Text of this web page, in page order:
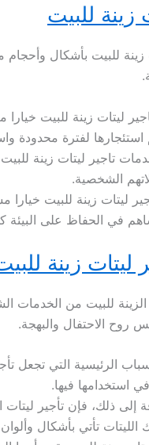
زينة للبيت
زينة للبيت بأشكال
ليتات زينة للبيت
استئجارها لفترة محدودة
تاجير ليتات زينة
الشخصية.
ليتات زينة للبيت خيارا
في الحفاظ على البيئة
ليتات زينة
الزينة للبيت من الخدمات
روح الاحتفال والبهجة.
الرئيسية التي تجعل
استخدامها فيها.
إلى ذلك، فإن تأجير
الليتات تأتي بأشكال